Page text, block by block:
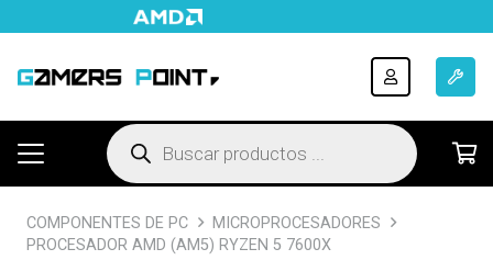
Búsqueda
de
productos
COMPONENTES DE PC
MICROPROCESADORES
PROCESADOR AMD (AM5) RYZEN 5 7600X